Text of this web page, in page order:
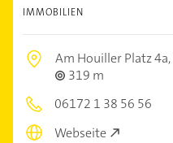
IMMOBILIEN
Am Houiller Platz 4a,
319 m
06172 1 38 56 56
Webseite